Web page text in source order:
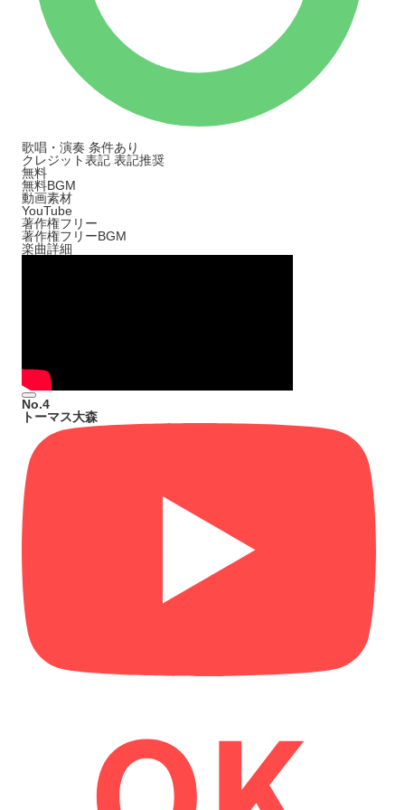
歌唱・演奏 条件あり
クレジット表記 表記推奨
無料
無料BGM
動画素材
YouTube
著作権フリー
著作権フリーBGM
楽曲詳細
No.4
トーマス大森